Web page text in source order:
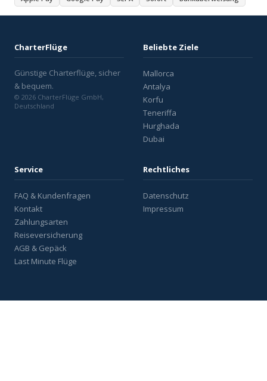
CharterFlüge
Günstige Charterflüge, sicher
& bequem.
© 2026 CharterFlüge GmbH,
Deutschland
Beliebte Ziele
Mallorca
Antalya
Korfu
Teneriffa
Hurghada
Dubai
Service
FAQ & Kundenfragen
Kontakt
Zahlungsarten
Reiseversicherung
AGB & Gepäck
Last Minute Flüge
Rechtliches
Datenschutz
Impressum